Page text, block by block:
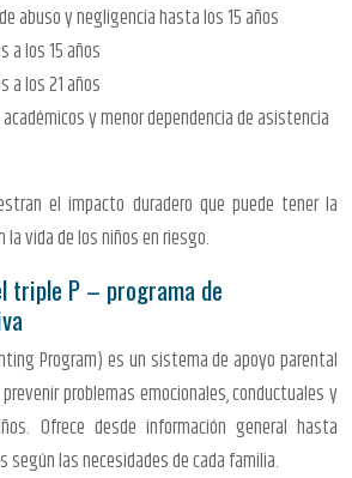
abuso y negligencia hasta los 15 años
a los 15 años
a los 21 años
y menor dependencia de asistencia
el impacto duradero que puede tener la
vida de los niños en riesgo.
triple P – programa de
Program) es un sistema de apoyo parental
problemas emocionales, conductuales y
Ofrece desde información general hasta
las necesidades de cada familia.